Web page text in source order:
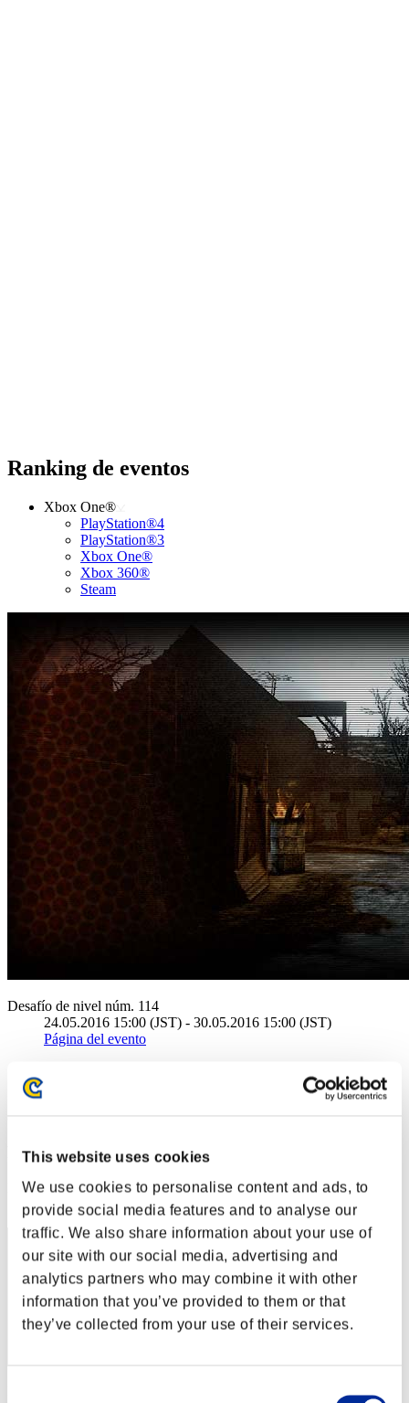
This website uses cookies
We use cookies to personalise content and ads, to
provide social media features and to analyse our
traffic. We also share information about your use of
our site with our social media, advertising and
analytics partners who may combine it with other
information that you’ve provided to them or that
they’ve collected from your use of their services.
Ranking de eventos
Xbox One®
PlayStation®4
PlayStation®3
Xbox One®
Xbox 360®
Steam
Desafío de nivel núm. 114
24.05.2016 15:00 (JST) - 30.05.2016 15:00 (JST)
Página del evento
(Los rankings se actualizan cada 6 horas.)
Rankings
Posición
131